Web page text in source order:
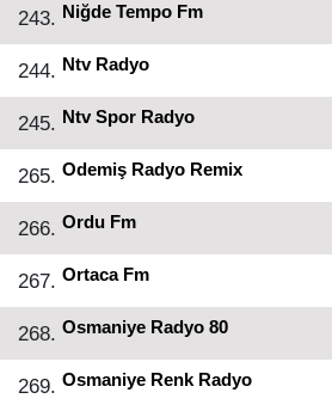
243. Niğde Tempo Fm
244. Ntv Radyo
245. Ntv Spor Radyo
265. Odemiş Radyo Remix
266. Ordu Fm
267. Ortaca Fm
268. Osmaniye Radyo 80
269. Osmaniye Renk Radyo